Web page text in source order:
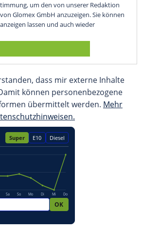
um den von unserer Redaktion
Glomex GmbH anzuzeigen. Sie können
lassen und auch wieder
dass mir externe Inhalte
können personenbezogene
übermittelt werden. Mehr